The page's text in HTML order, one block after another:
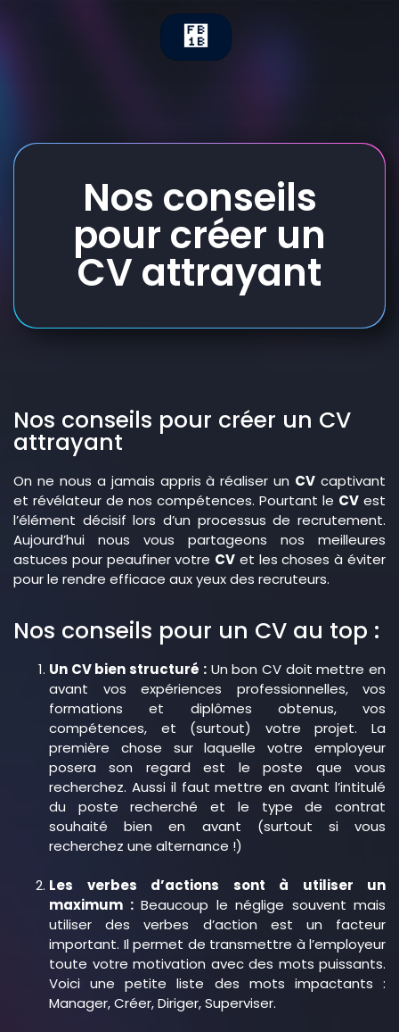
Nos conseils
pour créer un
CV attrayant
Nos conseils pour créer un CV
attrayant
On ne nous a jamais appris à réaliser un CV captivant
et révélateur de nos compétences. Pourtant le CV est
l’élément décisif lors d’un processus de recrutement.
Aujourd’hui nous vous partageons nos meilleures
astuces pour peaufiner votre CV et les choses à éviter
pour le rendre efficace aux yeux des recruteurs.
Nos conseils pour un CV au top :
Un CV bien structuré :Un bon CV doit mettre en
avant vos expériences professionnelles, vos
formations et diplômes obtenus, vos
compétences, et (surtout) votre projet. La
première chose sur laquelle votre employeur
posera son regard est le poste que vous
recherchez. Aussi il faut mettre en avant l’intitulé
du poste recherché et le type de contrat
souhaité bien en avant (surtout si vous
recherchez une alternance !)
Les verbes d’actions sont à utiliser un
maximum :Beaucoup le néglige souvent mais
utiliser des verbes d’action est un facteur
important. Il permet de transmettre à l’employeur
toute votre motivation avec des mots puissants.
Voici une petite liste des mots impactants :
Manager, Créer, Diriger, Superviser.